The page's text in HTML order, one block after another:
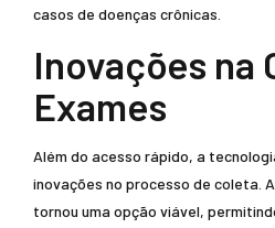
casos de doenças crônicas.
Inovações na
Exames
Além do acesso rápido, a
inovações no processo de coleta. A
tornou uma opção viável,